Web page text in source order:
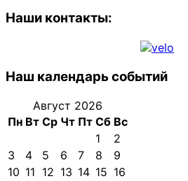
Наши контакты:
Наш календарь событий
Август 2026
Пн Вт Ср Чт Пт Сб Вс
1
2
3
4 5 6 7 8
9
10 11 12 13 14 15 16